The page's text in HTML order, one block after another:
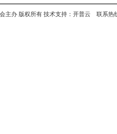
主办 版权所有 技术支持：开普云 联系